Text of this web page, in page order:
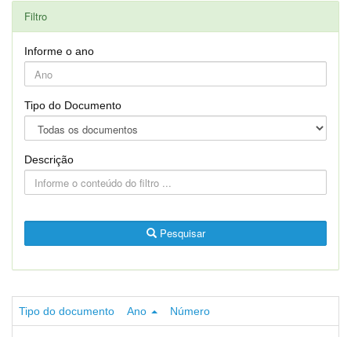
Filtro
Informe o ano
Tipo do Documento
Descrição
Pesquisar
Tipo do documento Ano Número